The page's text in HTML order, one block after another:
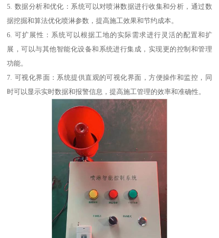
5. 数据分析和优化：系统可以对喷淋数据进行收集和分析，通过数
据挖掘和算法优化喷淋参数，提高施工效果和节约成本。
6. 可扩展性：系统可以根据工地的实际需求进行灵活的配置和扩
展，可以与其他智能化设备和系统进行集成，实现更的控制和管理
功能。
7. 可视化界面：系统提供直观的可视化界面，方便操作和监控，同
时可以显示实时数据和报警信息，提高施工管理的效率和准确性。